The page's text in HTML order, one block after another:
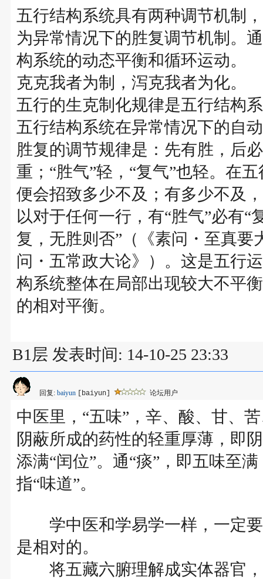
五行结构系统具有两种调节机制
为异常情况下的胜复调节机制。
构系统的动态平衡和循环运动。
克克我者为制，泻克我者为化。
五行的生克制化规律是五行结构
五行结构系统在异常情况下的自
胜复的调节规律是：先有胜，后
重；“胜气”轻，“复气”也轻。在
便会招致多少不及；有多少不及
以对于任何一行，有“胜气”必有
复，无胜则否”（《素问・至真要
问・五常政大论》）。这是五行
构系统整体在局部出现较大不平
的相对平衡。
B1层 发表时间: 14-10-25 23:33
回复: baiyun [baiyun] 论坛用户
中医里，“五味”，辛、酸、甘、
阴蔽所成的药性的轻重厚薄，即
添满“闰位”。通“痰”，即五味至
指“味道”。
学中医和学易学一样，一定要
是相对的。
将五藏六腑理解成实体器官，